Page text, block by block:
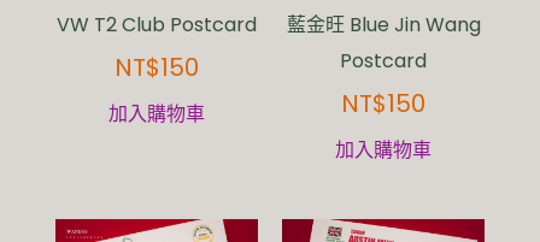
VW T2 Club Postcard
NT$150
加入購物車
藍金旺 Blue Jin Wang
Postcard
NT$150
加入購物車